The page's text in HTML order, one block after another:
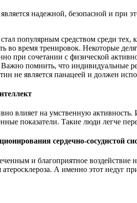
надежной, безопасной и при
популярным средством среди тех,
во время тренировок. Некоторые
при сочетании с физической
помнить, что индивидуальные
не является панацеей и должен
влияет на умственную
показатели. Такие люди легче
сердечно-сосудистой
и благоприятное
атеросклероза. А именно этот недуг